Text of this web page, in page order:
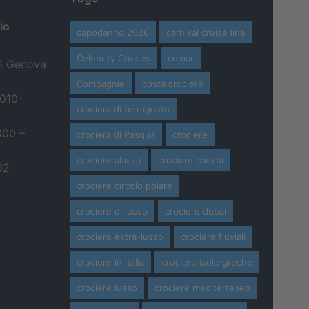
Genova
–
capodanno 2026 carnival cruise line
Celebrity Cruises cemar
Compagnie costa crociere
crociera di ferragosto
crociera di Pasqua crociere
crociere alaska crociere caraibi
crociere circolo polare
crociere di lusso crociere dubai
crociere extra-lusso crociere fluviali
crociere in italia crociere isole greche
crociere lusso crociere mediterraneo